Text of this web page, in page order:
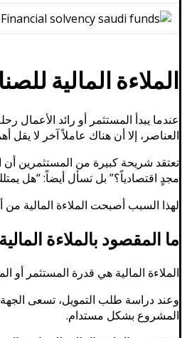
الملاءة المالية
عندما يبدأ المستثمر أو رائد
العناصر، إلا أن هناك عاملاً آخر لا
تعتقد شريحة كبيرة من المستثمرين
مجدٍ اقتصادياً؟” بل تسأل أيضاً: “هل
لهذا السبب أصبحت الملاءة المالية من
ما المقصود بالملاءة
الملاءة المالية هي قدرة المستثمر أو
وعند دراسة طلب التمويل، تسعى
المشروع بشكل مستدام.